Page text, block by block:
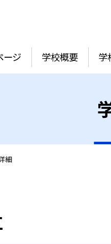
ージ 学校概要 学
細